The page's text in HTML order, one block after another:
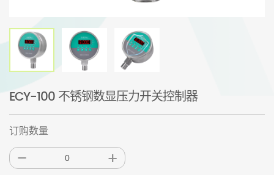
ECY-100 不锈钢数显压力开关控制器
订购数量